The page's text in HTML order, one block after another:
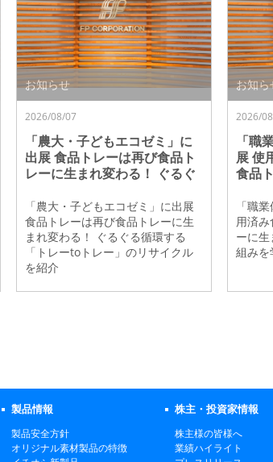
お知らせ
2026/08/07
「農大・子どもエコゼミ」に
出展 食品トレーは再び食品ト
レーに生まれ変わる！ ぐるぐ
ー」のリサイクルを紹介
「農大・子どもエコゼミ」に出展
食品トレーは再び食品トレーに生
まれ変わる！ ぐるぐる循環する
「トレーtoトレー」のリサイクル
を紹介
お知ら
2026/
「職
展 使
食品
を
「職
用済
ーに
組みを
製品情報
製品安全方針
オリジナル素材製品の特徴
株主・投資家情報
株主様の皆様へ
業績ハイライト